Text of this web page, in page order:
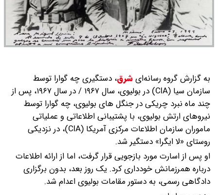
به گزارش گروه رسانه‌ایشرق، دستگیری چه گوارا توسط
سازمان سیا (CIA) در بولیوی، سال ۱۹۶۷ / در سال ۱۹۶۷، پس از
چند ماه نبرد چریکی در جنگل‌ های بولیوی، چه گوارا توسط
نیروهای ارتش بولیوی، با پشتیبانی اطلاعاتی و عملیاتی
ماموران سازمان اطلاعات مرکزی آمریکا (CIA)، در نزدیکی
روستای «لا ایگرا» دستگیر شد.
او پس از اسارت مورد بازجویی قرار گرفت، اما از ارائه اطلاعات
درباره همرزمانش خودداری کرد. یک روز بعد، بدون برگزاری
دادگاهی رسمی، به دستور مقامات بولیوی اعدام شد.